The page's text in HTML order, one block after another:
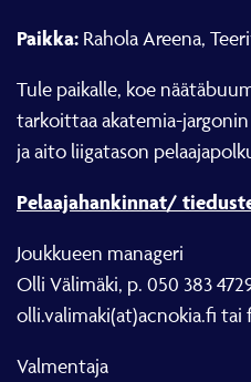
Paikka: Rahola Areena,
Tule paikalle, koe
tarkoittaa akatemia-
ja aito liigatason
Pelaajahankinnat/
Joukkueen manageri
Olli Välimäki, p. 050 383
olli.valimaki(at)acnokia.fi tai
Valmentaja